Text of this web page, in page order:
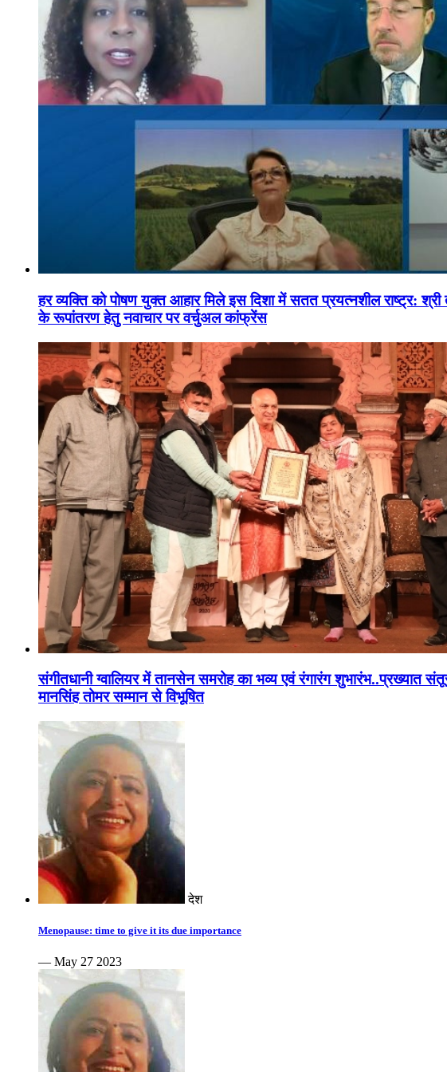
हर व्यक्ति को पोषण युक्त आहार मिले इस दिशा में सतत प्रयत्नशील राष्ट्र:
के रूपांतरण हेतु नवाचार पर वर्चुअल कांफ्रेंस
संगीतधानी ग्वालियर में तानसेन समरोह का भव्य एवं रंगारंग शुभारंभ..प्रख्यात
मानसिंह तोमर सम्मान से विभूषित
देश
Menopause: time to give it its due importance
— May 27 2023